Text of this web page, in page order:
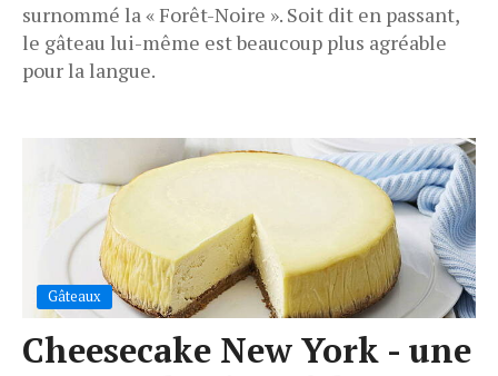
surnommé la « Forêt-Noire ». Soit dit en passant,
le gâteau lui-même est beaucoup plus agréable
pour la langue.
Gâteaux
Cheesecake New York - une